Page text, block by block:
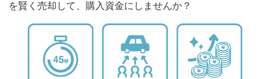
を賢く売却して、購入資金にしませんか？